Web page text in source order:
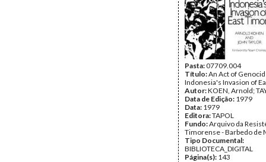
Pasta:07709.004
Título:An Act of
Indonesia's Invasion of
Autor:KOEN, Arnold;
Data de Edição: 1979
Data: 1979
Editora:TAPOL
Fundo:Arquivo da
Timorense - Barbedo de
Tipo Documental:
BIBLIOTECA_DIGITAL
Página(s): 143